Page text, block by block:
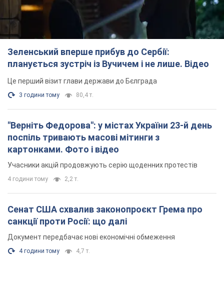
Зеленський вперше прибув до Сербії:
планується зустріч із Вучичем і не лише. Відео
Це перший візит глави держави до Бєлграда
3 години тому 80,4 т.
"Верніть Федорова": у містах України 23-й день
поспіль тривають масові мітинги з
картонками. Фото і відео
Учасники акцій продовжують серію щоденних протестів
4 години тому 2,2 т.
Сенат США схвалив законопроєкт Грема про
санкції проти Росії: що далі
Документ передбачає нові економічні обмеження
4 години тому 4,7 т.